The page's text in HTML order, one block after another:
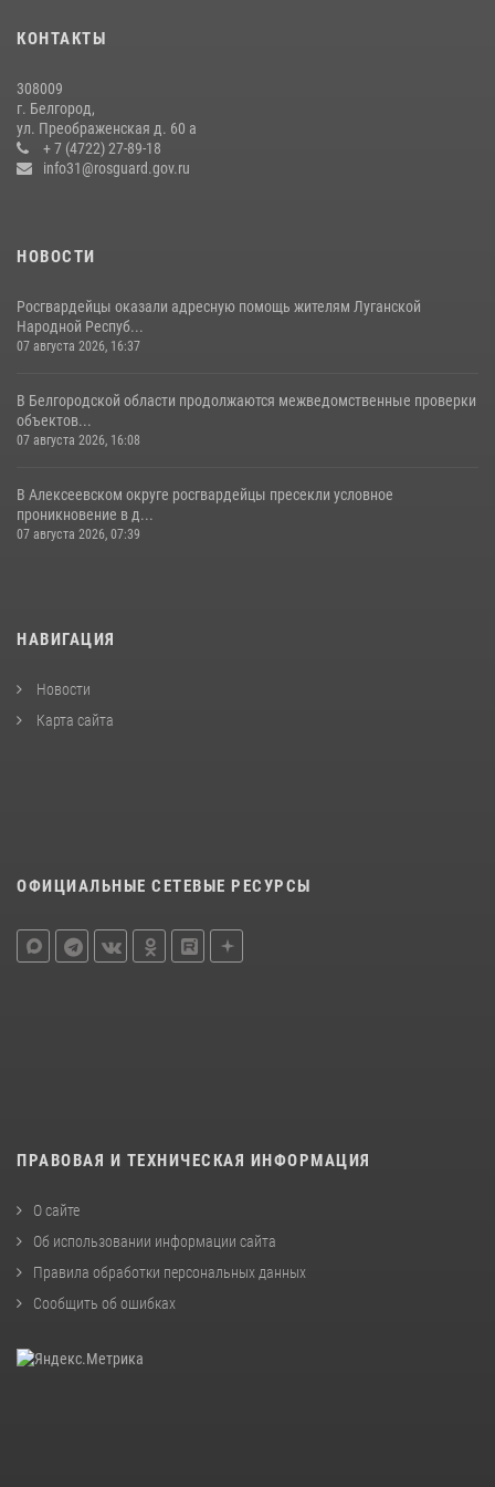
Белгородские росгвардейцы задержали рецидивиста за попытку
кражи из магазина
14 июля 2026, 07:13
КОНТАКТЫ
308009
г. Белгород,
ул. Преображенская д. 60 а
+ 7 (4722) 27-89-18
info31@rosguard.gov.ru
НОВОСТИ
Росгвардейцы оказали адресную помощь жителям Луганской
Народной Респуб...
07 августа 2026, 16:37
В Белгородской области продолжаются межведомственные проверки
объектов...
07 августа 2026, 16:08
В Алексеевском округе росгвардейцы пресекли условное
проникновение в д...
07 августа 2026, 07:39
НАВИГАЦИЯ
Новости
Карта сайта
ОФИЦИАЛЬНЫЕ СЕТЕВЫЕ РЕСУРСЫ
ПРАВОВАЯ И ТЕХНИЧЕСКАЯ ИНФОРМАЦИЯ
О сайте
Об использовании информации сайта
Правила обработки персональных данных
Сообщить об ошибках